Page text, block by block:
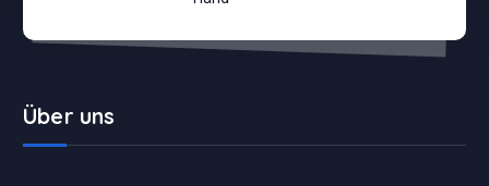
Über uns